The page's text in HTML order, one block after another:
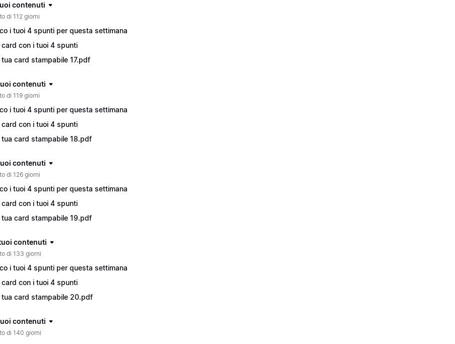
contenuti
di 112 giorni
i tuoi 4 spunti per questa settimana
card con i tuoi 4 spunti
tua card stampabile 17.pdf
contenuti
di 119 giorni
i tuoi 4 spunti per questa settimana
card con i tuoi 4 spunti
tua card stampabile 18.pdf
contenuti
di 126 giorni
i tuoi 4 spunti per questa settimana
card con i tuoi 4 spunti
tua card stampabile 19.pdf
contenuti
di 133 giorni
i tuoi 4 spunti per questa settimana
card con i tuoi 4 spunti
tua card stampabile 20.pdf
contenuti
di 140 giorni